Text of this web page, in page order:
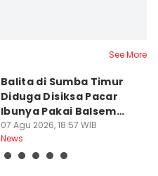
See More
Balita di Sumba Timur
Diduga Disiksa Pacar
Ibunya Pakai Balsem
dan Cabai
07 Agu 2026, 18:57 WIB
News